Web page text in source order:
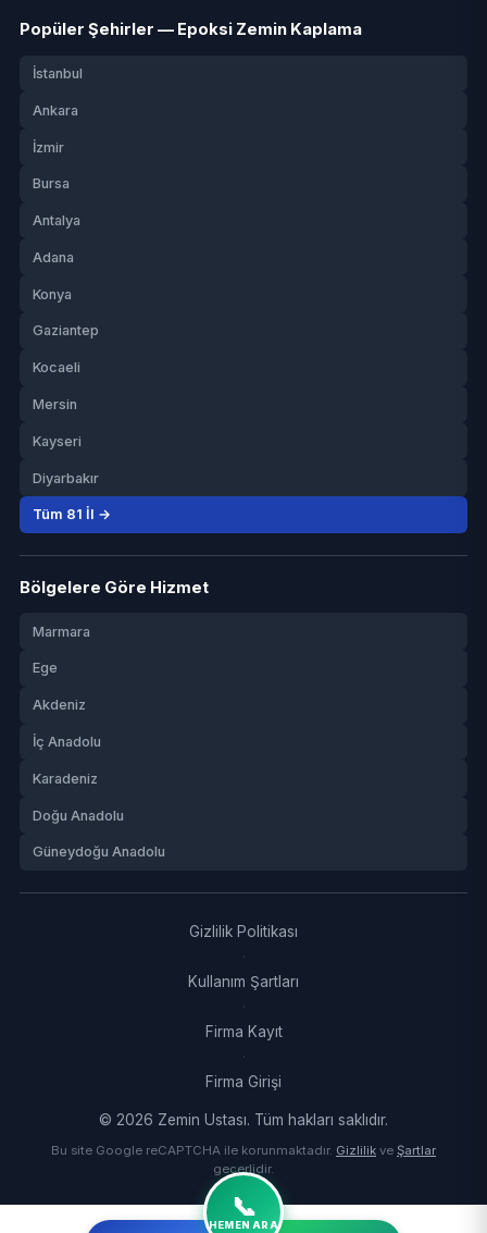
📞
HEMEN ARA
Popüler Şehirler — Epoksi Zemin Kaplama
İstanbul
Ankara
İzmir
Bursa
Antalya
Adana
Konya
Gaziantep
Kocaeli
Mersin
Kayseri
Diyarbakır
Tüm 81 İl →
Bölgelere Göre Hizmet
Marmara
Ege
Akdeniz
İç Anadolu
Karadeniz
Doğu Anadolu
Güneydoğu Anadolu
Gizlilik Politikası
·
Kullanım Şartları
·
Firma Kayıt
·
Firma Girişi
© 2026 Zemin Ustası. Tüm hakları saklıdır.
Bu site Google reCAPTCHA ile korunmaktadır. Gizlilik ve Şartlar
geçerlidir.